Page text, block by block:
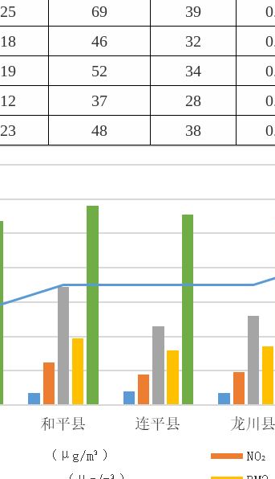
25 69 39
18 46 32
19 52 34
12 37 28
23 48 38